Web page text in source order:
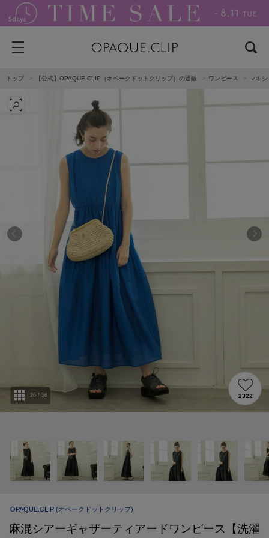
トップ 【公式】OPAQUE.CLIP（オペークドットクリップ）の通販 ワンピース マキ
26 / 58 2322
OPAQUE.CLIP (オペークドットクリップ)
麻混シアーギャザーティアードワンピース【洗濯